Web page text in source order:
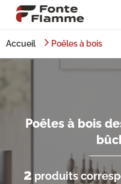
Accueil Poêles à bois
Poêles à bois
2 produits